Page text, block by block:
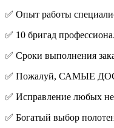
✅ Опыт работы
✅ 10 бригад
✅ Сроки выполнения
✅ Пожалуй, САМЫЕ
✅ Исправление любых
✅ Богатый выбор